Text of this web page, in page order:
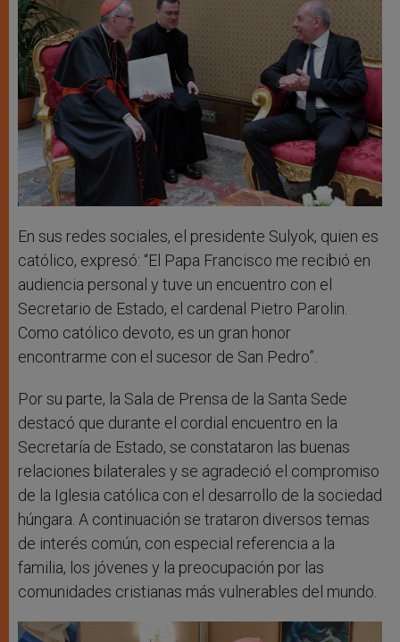
En sus redes sociales, el presidente Sulyok, quien es
católico, expresó: “El Papa Francisco me recibió en
audiencia personal y tuve un encuentro con el
Secretario de Estado, el cardenal Pietro Parolin.
Como católico devoto, es un gran honor
encontrarme con el sucesor de San Pedro”.
Por su parte, la Sala de Prensa de la Santa Sede
destacó que durante el cordial encuentro en la
Secretaría de Estado, se constataron las buenas
relaciones bilaterales y se agradeció el compromiso
de la Iglesia católica con el desarrollo de la sociedad
húngara. A continuación se trataron diversos temas
de interés común, con especial referencia a la
familia, los jóvenes y la preocupación por las
comunidades cristianas más vulnerables del mundo.